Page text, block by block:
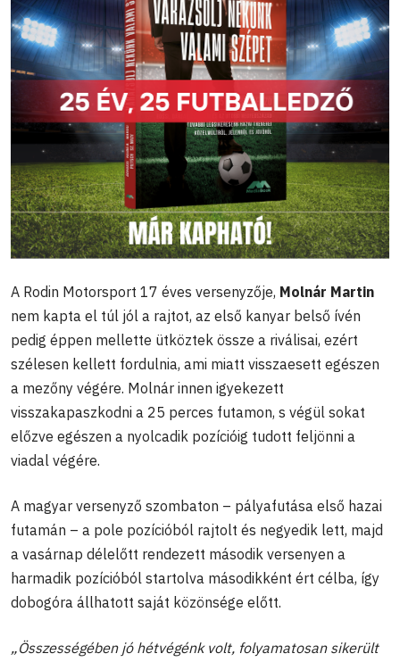
A Rodin Motorsport 17 éves versenyzője, Molnár Martin
nem kapta el túl jól a rajtot, az első kanyar belső ívén
pedig éppen mellette ütköztek össze a riválisai, ezért
szélesen kellett fordulnia, ami miatt visszaesett egészen
a mezőny végére. Molnár innen igyekezett
visszakapaszkodni a 25 perces futamon, s végül sokat
előzve egészen a nyolcadik pozícióig tudott feljönni a
viadal végére.
A magyar versenyző szombaton – pályafutása első hazai
futamán – a pole pozícióból rajtolt és negyedik lett, majd
a vasárnap délelőtt rendezett második versenyen a
harmadik pozícióból startolva másodikként ért célba, így
dobogóra állhatott saját közönsége előtt.
„Összességében jó hétvégénk volt, folyamatosan sikerült